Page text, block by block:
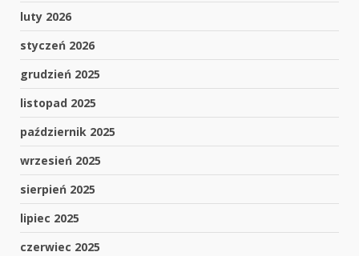
luty 2026
styczeń 2026
grudzień 2025
listopad 2025
październik 2025
wrzesień 2025
sierpień 2025
lipiec 2025
czerwiec 2025